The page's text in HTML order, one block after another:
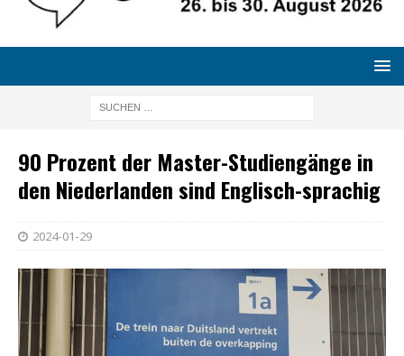
90 Prozent der Master-Studiengänge in
den Niederlanden sind Englisch-sprachig
2024-01-29